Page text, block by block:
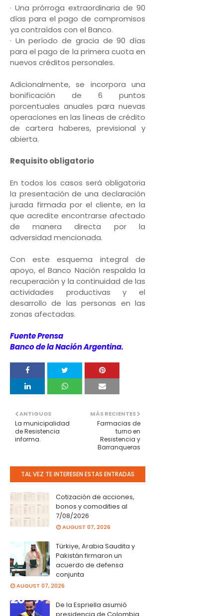
· Una prórroga extraordinaria de 90
días para el pago de compromisos
ya contraídos con el Banco.
· Un período de gracia de 90 días
para el pago de la primera cuota en
nuevos créditos personales.
Adicionalmente, se incorpora una
bonificación de 6 puntos
porcentuales anuales para nuevas
operaciones en las líneas de crédito
de cartera haberes, previsional y
abierta.
Requisito obligatorio
En todos los casos será obligatoria
la presentación de una declaración
jurada firmada por el cliente, en la
que acredite encontrarse afectado
de manera directa por la
adversidad mencionada.
Con este esquema integral de
apoyo, el Banco Nación respalda la
recuperación y la continuidad de las
actividades productivas y el
desarrollo de las personas en las
zonas afectadas.
Fuente Prensa
Banco de la Nación Argentina.
MÁS RECIENTES
Farmacias de
turno en
Resistencia y
Barranqueras
ANTIGUOS
La municipalidad
de Resistencia
informa.
TAL VEZ TE INTERESEN ESTAS ENTRADAS
Cotización de acciones,
bonos y comodities al
7/08/2026
AUGUST 07, 2026
Türkiye, Arabia Saudita y
Pakistán firmaron un
acuerdo de defensa
conjunta
AUGUST 07, 2026
De la Espriella asumió